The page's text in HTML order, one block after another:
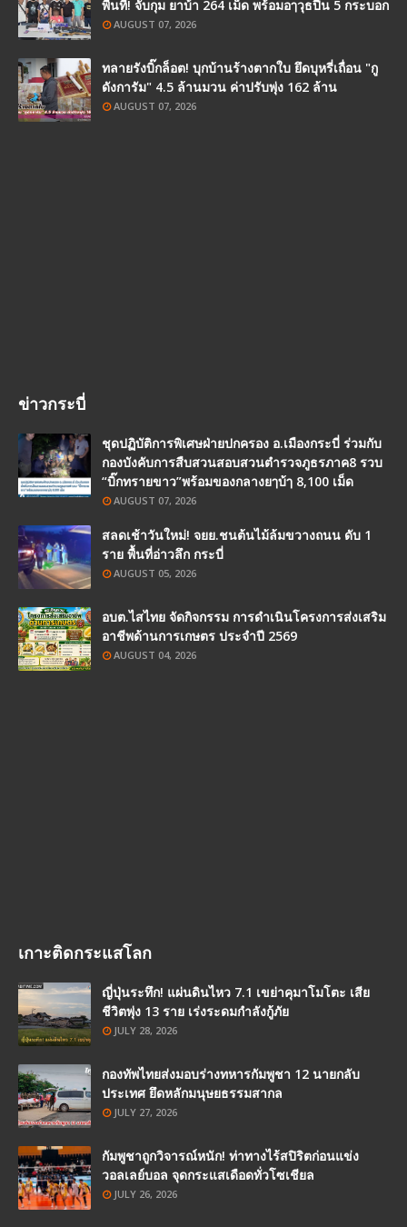
พื้นที่! จับกุม ยาบ้า 264 เม็ด พร้อมอๅวุธปืน 5 กระบอก
AUGUST 07, 2026
ทลายรังบิ๊กล็อต! บุกบ้านร้างตากใบ ยึดบุหรี่เถื่อน "กู
ดังการัม" 4.5 ล้านมวน ค่าปรับพุ่ง 162 ล้าน
AUGUST 07, 2026
ข่าวกระบี่
ชุดปฏิบัติการพิเศษฝ่ายปกครอง อ.เมืองกระบี่ ร่วมกับ
กองบังคับการสืบสวนสอบสวนตำรวจภูธรภาค8 รวบ
“บิ๊กทรายขาว”พร้อมของกลางยๅบ้ๅ 8,100 เม็ด
AUGUST 07, 2026
สลดเช้าวันใหม่! จยย.ชนต้นไม้ล้มขวางถนน ดับ 1
ราย พื้นที่อ่าวลึก กระบี่
AUGUST 05, 2026
อบต.ไสไทย จัดกิจกรรม การดำเนินโครงการส่งเสริม
อาชีพด้านการเกษตร ประจำปี 2569
AUGUST 04, 2026
เกาะติดกระแสโลก
ญี่ปุ่นระทึก! แผ่นดินไหว 7.1 เขย่าคุมาโมโตะ เสีย
ชีวิตพุ่ง 13 ราย เร่งระดมกำลังกู้ภัย
JULY 28, 2026
กองทัพไทยส่งมอบร่างทหารกัมพูชา 12 นายกลับ
ประเทศ ยึดหลักมนุษยธรรมสากล
JULY 27, 2026
กัมพูชาถูกวิจารณ์หนัก! ท่าทางไร้สปิริตก่อนแข่ง
วอลเลย์บอล จุดกระแสเดือดทั่วโซเชียล
JULY 26, 2026